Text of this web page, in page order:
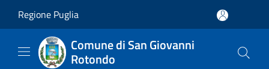
Regione Puglia
Comune di San Giovanni
Rotondo